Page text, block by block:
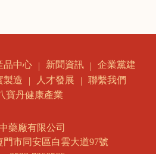
品中心 新聞資訊
企業黨建
製造 人才發展
聯繫我們
寶丹健康產業
藥廠有限公司
市同安區白雲大道97號